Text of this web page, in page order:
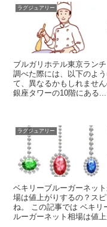
ラグジュアリー
ブルガリホテル東京ラン
調べた際には、以下のよ
て、異なるかもしれませ
銀座タワーの10階にある...
ラグジュアリー
ベキリーブルーガーネッ
場は値上がりするの？ス
ね。 この記事では ベキリ
ルーガーネット相場は値上